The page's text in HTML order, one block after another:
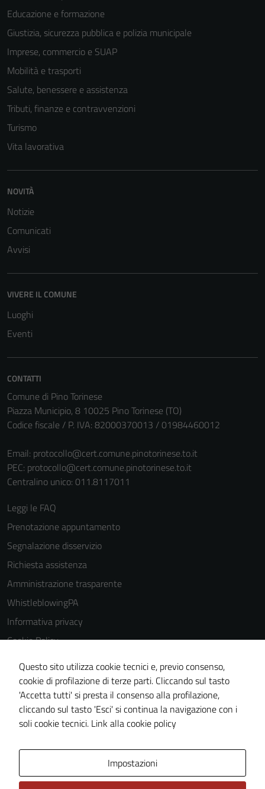
Educazione e formazione
Giustizia, sicurezza pubblica e polizia municipale
Imprese, commercio e SUAP
Mobilità e trasporti
Salute, benessere e assistenza
Tributi, finanze e contravvenzioni
Turismo
Vita lavorativa
NOVITÀ
Notizie
Comunicati
Avvisi
VIVERE IL COMUNE
Luoghi
Eventi
CONTATTI
Comune di Pino Torinese
Piazza Municipio, 8 10025 Pino Torinese (TO)
Codice fiscale / P. IVA: 82000370013 / 01984460012
Email: protocollo@cert.comune.pinotorinese.to.it
PEC: protocollo@cert.comune.pinotorinese.to.it
Centralino unico: 011.8117011
Leggi le FAQ
Prenotazione appuntamento
Segnalazione disservizio
Richiesta assistenza
Amministrazione trasparente
WhistleblowingPA
Informativa privacy
Cookie Policy
Dichiarazione di accessibilità
Piano di miglioramento del sito
Certificazione sistema gestione qualità
Questo sito utilizza cookie tecnici e, previo consenso,
cookie di profilazione di terze parti. Cliccando sul tasto
'Accetta tutti' si presta il consenso alla profilazione,
cliccando sul tasto 'Esci' si continua la navigazione con i
soli cookie tecnici. Link alla cookie policy
Impostazioni
Questi cookie